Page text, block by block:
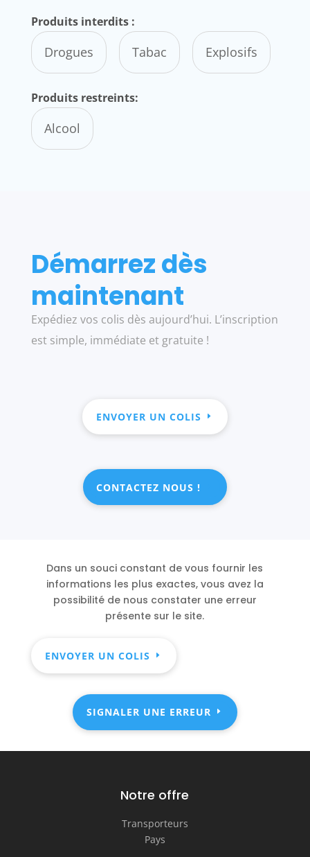
Produits interdits :
Drogues Tabac Explosifs
Produits restreints:
Alcool
Démarrez dès
maintenant
Expédiez vos colis dès aujourd’hui. L’inscription
est simple, immédiate et gratuite !
ENVOYER UN COLIS
CONTACTEZ NOUS !
Dans un souci constant de vous fournir les
informations les plus exactes, vous avez la
possibilité de nous constater une erreur
présente sur le site.
ENVOYER UN COLIS
SIGNALER UNE ERREUR
Notre offre
Transporteurs
Pays